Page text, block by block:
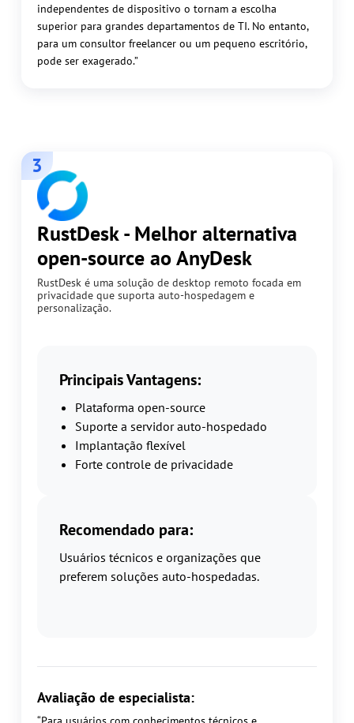
independentes de dispositivo o tornam a escolha
superior para grandes departamentos de TI. No entanto,
para um consultor freelancer ou um pequeno escritório,
pode ser exagerado.”
3
RustDesk - Melhor alternativa
open-source ao AnyDesk
RustDesk é uma solução de desktop remoto focada em
privacidade que suporta auto-hospedagem e
personalização.
Principais Vantagens:
Plataforma open-source
Suporte a servidor auto-hospedado
Implantação flexível
Forte controle de privacidade
Recomendado para:
Usuários técnicos e organizações que
preferem soluções auto-hospedadas.
Avaliação de especialista: